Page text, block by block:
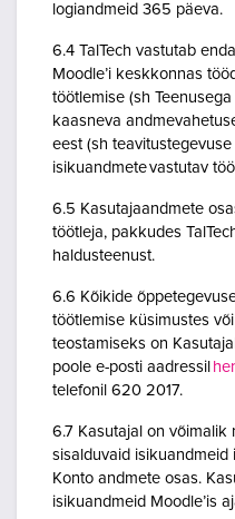
logiandmeid 365 päeva.
6.4 TalTech vastutab
Moodle’i keskkonnas
töötlemise (sh
kaasneva
eest (sh
isikuandmete vastutav
6.5 Kasutajaandmete
töötleja, pakkudes
haldusteenust.
6.6 Kõikide
töötlemise küsimustes
teostamiseks on
poole e-posti aadressil
telefonil 620 2017.
6.7 Kasutajal on võimalik
sisalduvaid isikuandmeid
Konto andmete osas.
isikuandmeid Moodle’is